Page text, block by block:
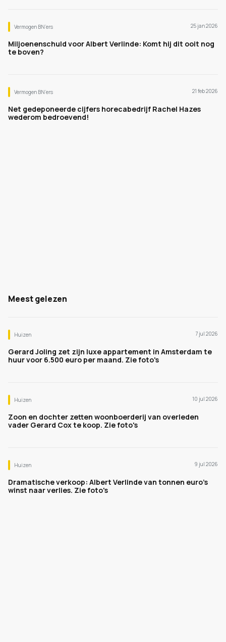
Vermogen BN’ers 25 jan 2026
Miljoenenschuld voor Albert Verlinde: Komt hij dit ooit nog
te boven?
Vermogen BN’ers 21 feb 2026
Net gedeponeerde cijfers horecabedrijf Rachel Hazes
wederom bedroevend!
Meest gelezen
Huizen 7 jul 2026
Gerard Joling zet zijn luxe appartement in Amsterdam te
huur voor 6.500 euro per maand. Zie foto's
Huizen 10 jul 2026
Zoon en dochter zetten woonboerderij van overleden
vader Gerard Cox te koop. Zie foto's
Huizen 9 jul 2026
Dramatische verkoop: Albert Verlinde van tonnen euro's
winst naar verlies. Zie foto's